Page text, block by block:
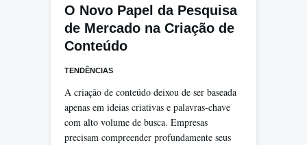
O Novo Papel da Pesquisa
de Mercado na Criação de
Conteúdo
TENDÊNCIAS
A criação de conteúdo deixou de ser baseada
apenas em ideias criativas e palavras-chave
com alto volume de busca. Empresas
precisam compreender profundamente seus